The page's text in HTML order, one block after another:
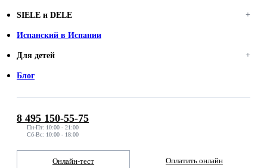
SIELE и DELE
Испанский в Испании
Для детей
Блог
8 495 150-55-75
Пн-Пт: 10:00 - 21:00
Сб-Вс: 10:00 - 18:00
Онлайн-тест Оплатить онлайн